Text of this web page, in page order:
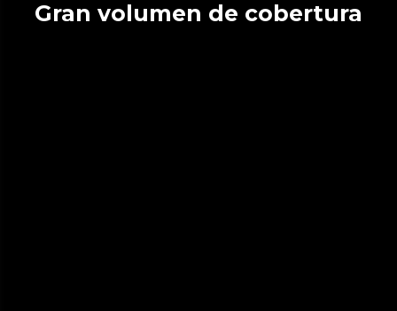
Gran volumen de cobertura